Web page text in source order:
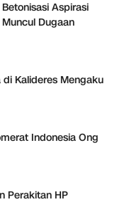
Aspirasi
Dugaan
Kalideres Mengaku
Indonesia Ong
Perakitan HP